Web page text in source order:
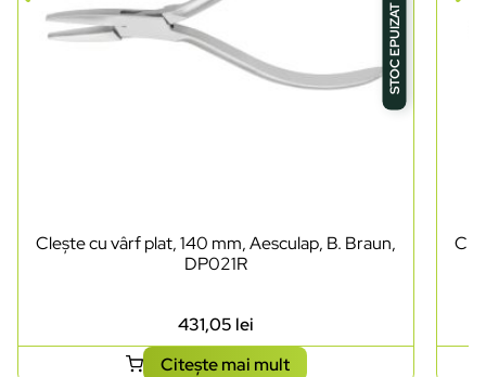
STOC EPUIZAT
Clește cu vârf plat, 140 mm, Aesculap, B. Braun,
DP021R
431,05 lei
Citește mai mult